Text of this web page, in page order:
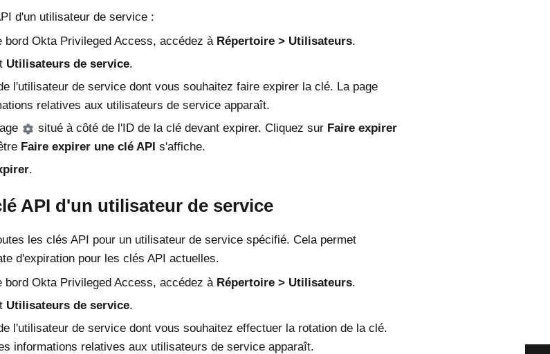
d'un utilisateur de service :
bord Okta Privileged Access, accédez à Répertoire Utilisateurs.
Utilisateurs de service.
l'utilisateur de service dont vous souhaitez faire expirer la clé. La page
relatives aux utilisateurs de service apparaît.
situé à côté de l'ID de la clé devant expirer. Cliquez sur Faire expirer
Faire expirer une clé API s'affiche.
.
API d'un utilisateur de service
les clés API pour un utilisateur de service spécifié. Cela permet
d'expiration pour les clés API actuelles.
bord Okta Privileged Access, accédez à Répertoire Utilisateurs.
Utilisateurs de service.
l'utilisateur de service dont vous souhaitez effectuer la rotation de la clé.
informations relatives aux utilisateurs de service apparaît.